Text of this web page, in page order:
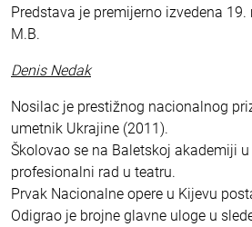
Predstava je premijerno izvedena
M.B.
Denis Nedak
Nosilac je prestižnog nacionalnog
umetnik Ukrajine (2011).
Školovao se na Baletskoj akademiji
profesionalni rad u teatru.
Prvak Nacionalne opere u Kijevu
Odigrao je brojne glavne uloge u